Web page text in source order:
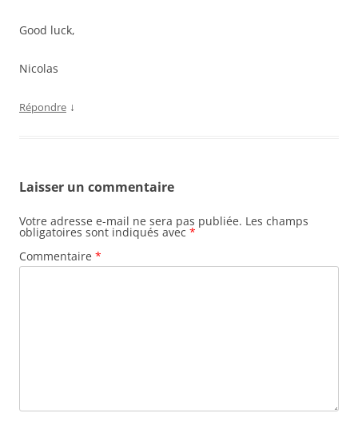
Good luck,
Nicolas
Répondre ↓
Laisser un commentaire
Votre adresse e-mail ne sera pas publiée. Les champs
obligatoires sont indiqués avec *
Commentaire *